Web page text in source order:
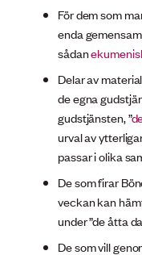
För dem som
enda
sådan
Delar av
de egna
gudstjänsten, ”
urval av
passar i olika
De som firar
veckan kan
under ”de åtta
De som vill